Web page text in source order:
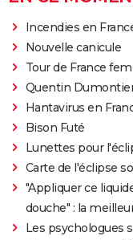
Incendies en
Nouvelle canicule
Tour de France
Quentin
Hantavirus en
Bison Futé
Lunettes pour
Carte de l'éclipse
"Appliquer ce
douche" : la
Les psychologues